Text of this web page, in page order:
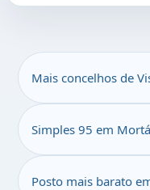
Mais concelhos de
Simples 95 em
Posto mais barato